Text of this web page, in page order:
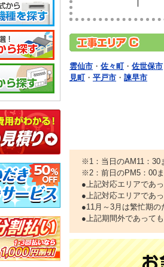
雲仙市 ・ 佐々町・ 佐世保市
見町・ 平戸市 ・ 諫早市
※1：当日のAM11：30
※2：前日のPM5：00
●上記対応エリアであ
●上記対応エリアであ
●11月～3月は繁忙期の
●上記期間外であって